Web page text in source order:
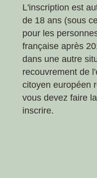
L'inscription est
de 18 ans (sous
pour les
française après
dans une autre
recouvrement de
citoyen européen
vous devez faire
inscrire.